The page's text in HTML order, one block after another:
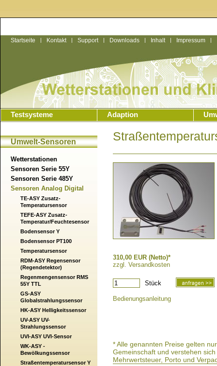
Startseite | Kontakt | Support | Downloads | Inhalt | Impressum |
Testsysteme Adaption
Umwelt-Sensoren
Wetterstationen
Sensoren Serie 55Y
Sensoren Serie 485Y
Sensoren Analog Digital
TE-ASY Zusatz-
Temperatursensor
TEFE-ASY Zusatz-
Temperatur/Feuchtesensor
Bodensensor Y
Bodensensor PT100
Temperatursensor
RDM-ASY Regensensor
(Regendetektor)
Regenmengensensor RMS
55Y TTL
GS-ASY
Globalstrahlungssensor
HK-ASY Helligkeitssensor
UV-ASY UV-
Strahlungssensor
UVI-ASY UVI-Sensor
WK-ASY -
Bewölkungssensor
Straßentemperatursensor Y
310,00 EUR (Netto)*
zzgl. Versandkosten
Stück
Bedienungsanleitung
* Alle genannten Preise gelten
Gemeinschaft und verstehen
Mehrwertsteuer, Porto und